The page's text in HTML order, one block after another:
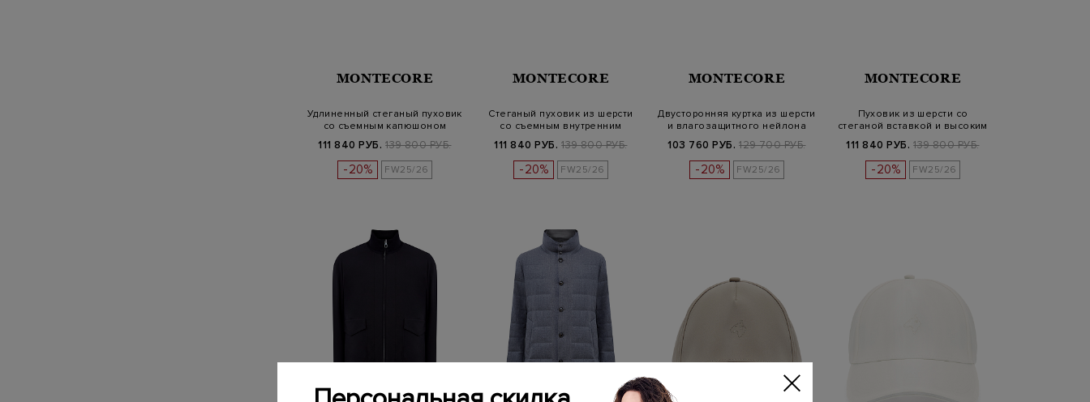
MONTECORE
Удлиненный стеганый пуховик
со съемным капюшоном
111 840 РУБ. 139 800 РУБ.
-20% FW25/26
MONTECORE
Стеганый пуховик из шерсти
со съемным внутренним
111 840 РУБ. 139 800 РУБ.
-20% FW25/26
MONTECORE
Двусторонняя куртка из шерсти
и влагозащитного нейлона
103 760 РУБ. 129 700 РУБ.
-20% FW25/26
MONTECORE
Пуховик из шерсти со
стеганой вставкой и высоким
111 840 РУБ. 139 800 РУБ.
-20% FW25/26